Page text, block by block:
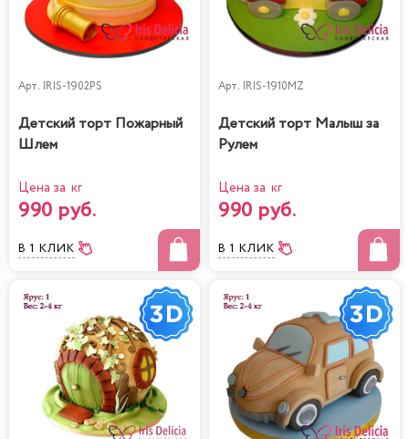
Арт. IRIS-1902PS
Детский торт Пожарный
Шлем
Цена за кг
990 руб.
В 1 КЛИК
Арт. IRIS-1910MZ
Детский торт Малыш за
Рулем
Цена за кг
990 руб.
В 1 КЛИК